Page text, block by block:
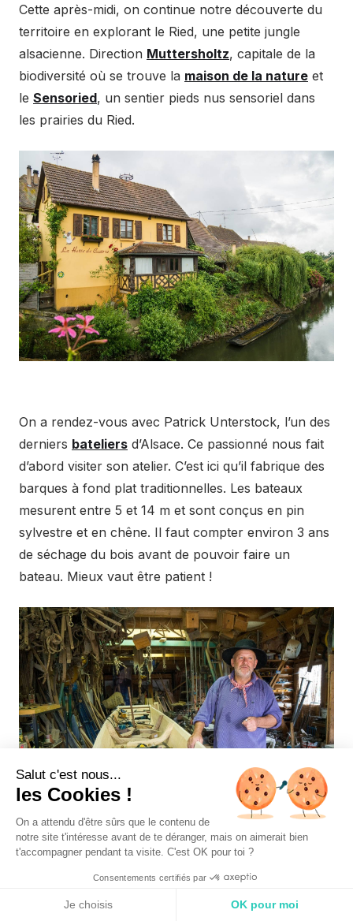
Cette après-midi, on continue notre découverte du
territoire en explorant le Ried, une petite jungle
alsacienne. Direction Muttersholtz, capitale de la
biodiversité où se trouve la maison de la nature et
le Sensoried, un sentier pieds nus sensoriel dans
les prairies du Ried.
On a rendez-vous avec Patrick Unterstock, l’un des
derniers bateliers d’Alsace. Ce passionné nous fait
d’abord visiter son atelier. C’est ici qu’il fabrique des
barques à fond plat traditionnelles. Les bateaux
mesurent entre 5 et 14 m et sont conçus en pin
sylvestre et en chêne. Il faut compter environ 3 ans
de séchage du bois avant de pouvoir faire un
bateau. Mieux vaut être patient !
En plus de cette activité,Patrickest également
guide et va nous emmener découvrir l’Ill à bord de
Salut c'est nous...
les Cookies !
On a attendu d'être sûrs que le contenu de
notre site t'intéresse avant de te déranger, mais on aimerait bien
t'accompagner pendant ta visite. C'est OK pour toi ?
Consentements certifiés par
Je choisis OK pour moi